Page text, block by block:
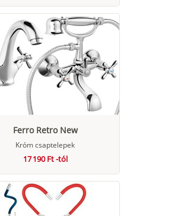
Ferro Retro New
Króm csaptelepek
17 190 Ft -tól